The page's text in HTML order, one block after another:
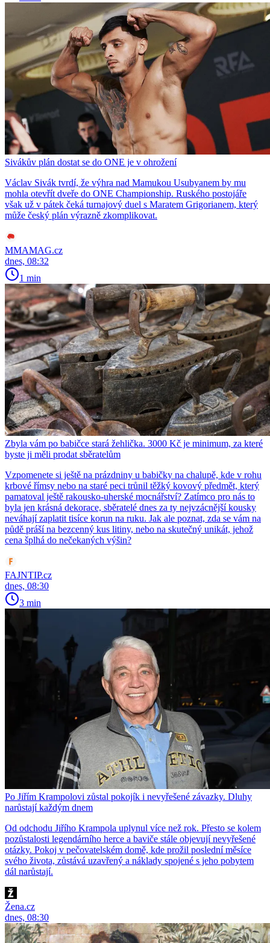
Sivákův plán dostat se do ONE je v ohrožení
Václav Sivák tvrdí, že výhra nad Mamukou Usubyanem by mu
mohla otevřít dveře do ONE Championship. Ruského postojáře
však už v pátek čeká turnajový duel s Maratem Grigorianem, který
může český plán výrazně zkomplikovat.
MMAMAG.cz
dnes, 08:32
1 min
Zbyla vám po babičce stará žehlička. 3000 Kč je minimum, za které
byste ji měli prodat sběratelům
Vzpomenete si ještě na prázdniny u babičky na chalupě, kde v rohu
krbové římsy nebo na staré peci trůnil těžký kovový předmět, který
pamatoval ještě rakousko-uherské mocnářství? Zatímco pro nás to
byla jen krásná dekorace, sběratelé dnes za ty nejvzácnější kousky
neváhají zaplatit tisíce korun na ruku. Jak ale poznat, zda se vám na
půdě práší na bezcenný kus litiny, nebo na skutečný unikát, jehož
cena šplhá do nečekaných výšin?
FAJNTIP.cz
dnes, 08:30
3 min
Po Jiřím Krampolovi zůstal pokojík i nevyřešené závazky. Dluhy
narůstají každým dnem
Od odchodu Jiřího Krampola uplynul více než rok. Přesto se kolem
pozůstalosti legendárního herce a baviče stále objevují nevyřešené
otázky. Pokoj v pečovatelském domě, kde prožil poslední měsíce
svého života, zůstává uzavřený a náklady spojené s jeho pobytem
dál narůstají.
Žena.cz
dnes, 08:30